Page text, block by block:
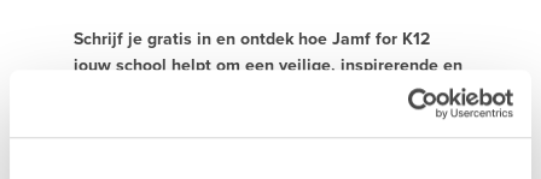
Schrijf je gratis in en ontdek hoe Jamf for K12
jouw school helpt om een veilige, inspirerende en
toekomstgerichte digitale leeromgeving uit te
bouwen. Je krijgt praktische inzichten om je
klasbeheer en digitale strategie te versterken.